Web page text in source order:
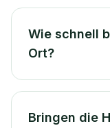
Wie schnell
Ort?
Bringen die